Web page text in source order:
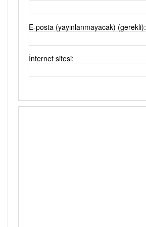
E-posta (yayınlanmayacak) (gerekli):
İnternet sitesi: